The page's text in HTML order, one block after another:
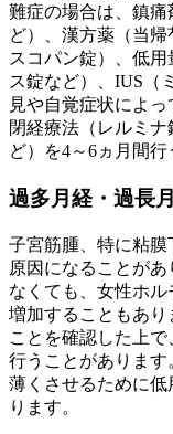
難症の場合は、鎮
ど）、漢方薬（当
スコパン錠）、低
ス錠など）、IUS（
見や自覚症状によ
閉経療法（レルミ
ど）を4～6ヵ月間行
過多月経・過長
子宮筋腫、特に粘
原因になることが
なくても、女性ホ
増加することもあ
ことを確認した上
行うことがありま
薄くさせるために
ります。